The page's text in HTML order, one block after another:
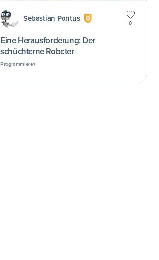
Sebastian Pontus
0
Eine Herausforderung: Der
schüchterne Roboter
Programmieren